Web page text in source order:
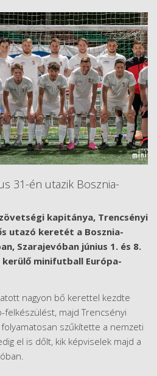
31-én utazik Bosznia-
kapitánya, Trencsényi
utazó keretét a Bosznia-
Szarajevóban június 1. és 8.
minifutball Európa-
nagyon bő kerettel kezdte
majd Trencsényi
szűkítette a nemzeti
el is dőlt, kik képviselek majd a